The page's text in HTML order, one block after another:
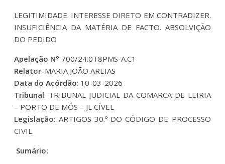
LEGITIMIDADE. INTERESSE DIRETO EM CONTRADIZER.
INSUFICIÊNCIA DA MATÉRIA DE FACTO. ABSOLVIÇÃO
DO PEDIDO
Apelação Nº 700/24.0T8PMS-A.C1
Relator: MARIA JOÃO AREIAS
Data do Acórdão: 10-03-2026
Tribunal: TRIBUNAL JUDICIAL DA COMARCA DE LEIRIA
– PORTO DE MÓS – JL CÍVEL
Legislação: ARTIGOS 30.º DO CÓDIGO DE PROCESSO
CIVIL.
Sumário: